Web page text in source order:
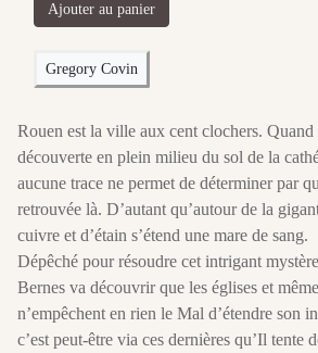
Ajouter au panier
Gregory Covin
Rouen est la ville aux cent clochers. Quand
découverte en plein milieu du sol de la
aucune trace ne permet de déterminer par
retrouvée là. D’autant qu’autour de la
cuivre et d’étain s’étend une mare de sang.
Dépêché pour résoudre cet intrigant
Bernes va découvrir que les églises et
n’empêchent en rien le Mal d’étendre son
c’est peut-être via ces dernières qu’Il tente